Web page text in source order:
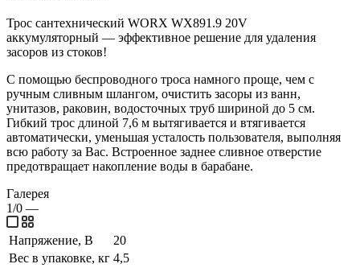
Трос сантехнический WORX WX891.9 20V
аккумуляторный — эффективное решение для удаления
засоров из стоков!
С помощью беспроводного троса намного проще, чем с
ручным сливным шлангом, очистить засоры из ванн,
унитазов, раковин, водосточных труб шириной до 5 см.
Гибкий трос длиной 7,6 м вытягивается и втягивается
автоматически, уменьшая усталость пользователя, выполняя
всю работу за Вас. Встроенное заднее сливное отверстие
предотвращает накопление воды в барабане.
Галерея
1/0 —
Напряжение, В
20
Вес в упаковке, кг 4,5